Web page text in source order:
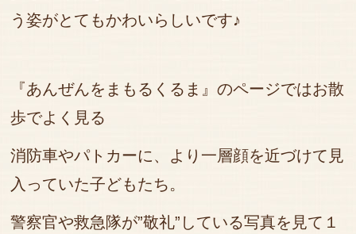
う姿がとてもかわいらしいです♪
『あんぜんをまもるくるま』のページではお散
歩でよく見る
消防車やパトカーに、より一層顔を近づけて見
入っていた子どもたち。
警察官や救急隊が”敬礼”している写真を見て１